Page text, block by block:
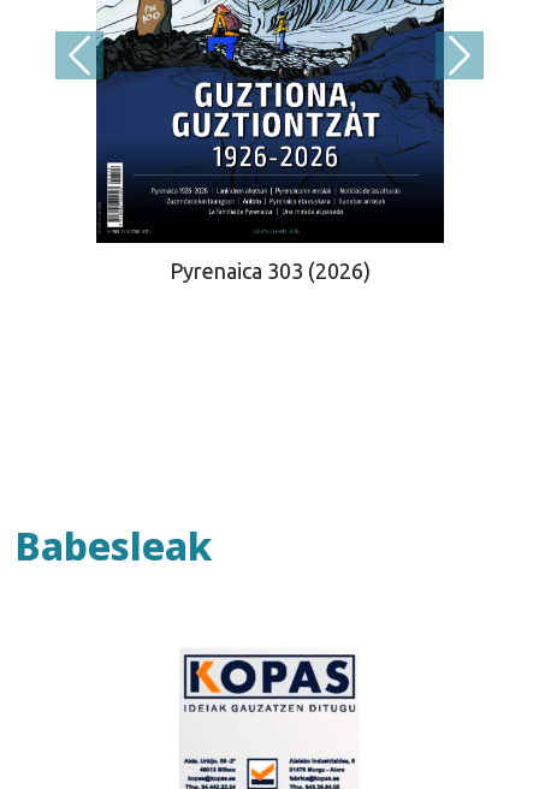
Pyrenaica 303 (2026)
Babesleak